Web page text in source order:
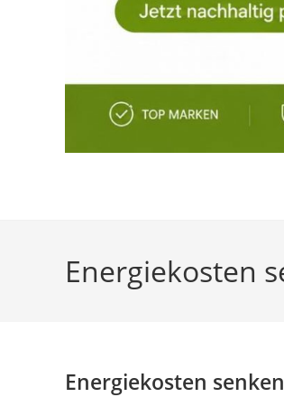
Energiekosten
Energiekosten